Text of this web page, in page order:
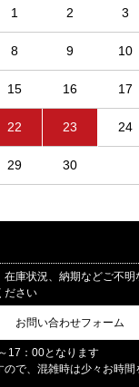
1 2 3
8 9 10
15 16 17
22 23 24
29 30
庫状況、納期などご不明
ださい
お問い合わせフォーム
17：00となります
ので、混雑時は少々お時